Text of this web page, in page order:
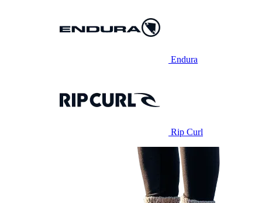
Endura
Rip Curl